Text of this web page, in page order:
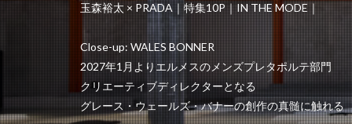
玉森裕太 × PRADA｜特集10P｜IN THE MODE｜
Close-up: WALES BONNER
2027年1月よりエルメスのメンズプレタポルテ部門
クリエーティブディレクターとなる
グレース・ウェールズ・バナーの創作の真髄に触れる